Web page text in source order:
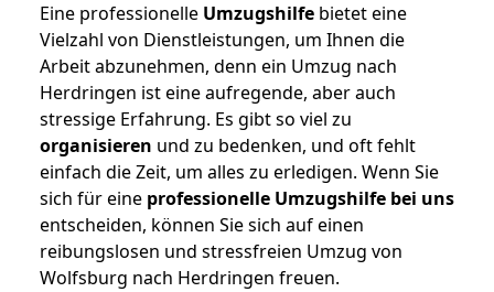
Eine professionelle Umzugshilfe bietet eine
Vielzahl von Dienstleistungen, um Ihnen die
Arbeit abzunehmen, denn ein Umzug nach
Herdringen ist eine aufregende, aber auch
stressige Erfahrung. Es gibt so viel zu
organisieren und zu bedenken, und oft fehlt
einfach die Zeit, um alles zu erledigen. Wenn Sie
sich für eine professionelle Umzugshilfe bei uns
entscheiden, können Sie sich auf einen
reibungslosen und stressfreien Umzug von
Wolfsburg nach Herdringen freuen.